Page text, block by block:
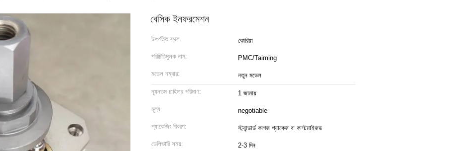
বেসিক ইনফরমেশন
উৎপত্তি স্থল: কোরিয়া
পরিচিতিমুলক নাম: PMC/Taiming
মডেল নম্বার: নতুন মডেল
ন্যূনতম চাহিদার পরিমাণ: 1 জামায়
মূল্য: negotiable
প্যাকেজিং বিবরণ: স্ট্যান্ডার্ড কাগজ প্যাকেজ বা কাস্টমাইজড
ডেলিভারি সময়: 2-3 দিন